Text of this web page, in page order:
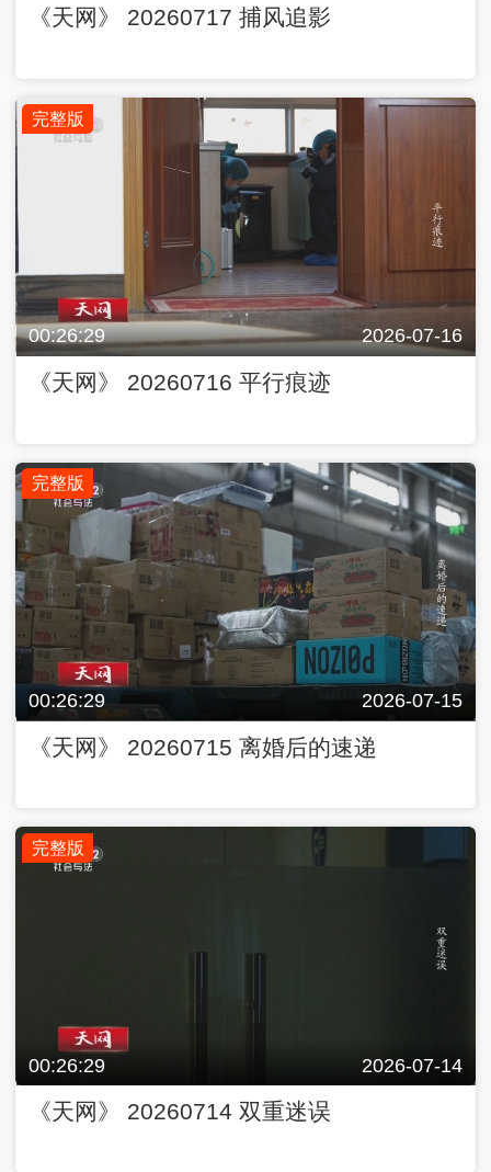
《天网》 20260717 捕风追影
完整版
00:26:29 2026-07-16
《天网》 20260716 平行痕迹
完整版
00:26:29 2026-07-15
《天网》 20260715 离婚后的速递
完整版
00:26:29 2026-07-14
《天网》 20260714 双重迷误